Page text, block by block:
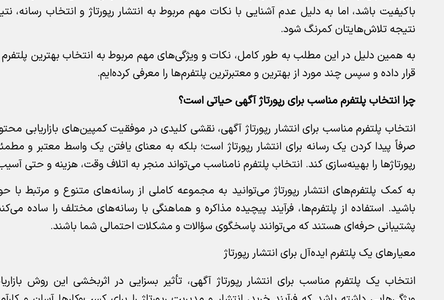
باکیفیت باشد، اما به دلیل عدم آشنایی با نکات مهم مربوط به انتشار رپورتاژ و انتخاب رسانه،
نتیجه تلاش‌هایتان کمرنگ شود.
به همین دلیل در این مطلب به طور کامل، نکات و ویژگی‌های مهم مربوط به انتخاب بهترین پلتفرم‌
قرار داده و سپس چند مورد از بهترین و معتبرترین پلتفرم‌ها را معرفی کرده‌ایم.
چرا انتخاب پلتفرم مناسب برای رپورتاژ آگهی حیاتی است؟
انتخاب پلتفرم مناسب برای انتشار رپورتاژ آگهی، نقشی کلیدی در موفقیت کمپین‌های بازاریابی
صرفاً پیدا کردن یک رسانه برای انتشار رپورتاژ است؛ بلکه به معنای یافتن یک واسط معتبر و
رپورتاژها را بهینه‌سازی کند. انتخاب پلتفرم نامناسب می‌تواند منجر به اتلاف وقت، هزینه و حتی
به کمک پلتفرم‌های انتشار رپورتاژ می‌توانید به مجموعه کاملی از رسانه‌های متنوع و مرتبط
باشید. استفاده از پلتفرم‌ها، فرآیند پیچیده مذاکره و هماهنگی با رسانه‌های مختلف را ساده
پشتیبانی حرفه‌ای هستند که می‌توانند پاسخگوی سؤالات و مشکلات احتمالی شما باشند.
معیارهای یک پلتفرم ایده‌آل برای انتشار رپورتاژ
انتخاب یک پلتفرم مناسب برای انتشار رپورتاژ آگهی، تأثیر بسزایی در اثربخشی این روش